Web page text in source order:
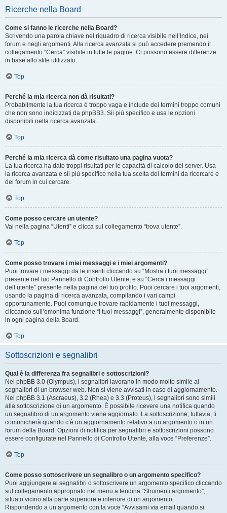
Ricerche nella Board
Come si fanno le ricerche nella Board?
Scrivendo una parola chiave nel riquadro di ricerca visibile nell’Indice, nei
forum e negli argomenti. Alla ricerca avanzata si può accedere premendo il
collegamento “Cerca” visibile in tutte le pagine. Ci possono essere differenze
in base allo stile utilizzato.
Top
Perché la mia ricerca non dà risultati?
Probabilmente la tua ricerca è troppo vaga e include dei termini troppo comuni
che non sono indicizzati da phpBB3. Sii più specifico e usa le opzioni
disponibili nella ricerca avanzata.
Top
Perché la mia ricerca dà come risultato una pagina vuota?
La tua ricerca ha dato troppi risultati per le capacità di calcolo del server. Usa
la ricerca avanzata e sii più specifico nella tua scelta dei termini da ricercare e
dei forum in cui cercare.
Top
Come posso cercare un utente?
Vai nella pagina “Utenti” e clicca sul collegamento “trova utente”.
Top
Come posso trovare i miei messaggi e i miei argomenti?
Puoi trovare i messaggi da te inseriti cliccando su “Mostra i tuoi messaggi”
presente nel tuo Pannello di Controllo Utente, e su “Cerca i messaggi
dell’utente” presente nella pagina del tuo profilo. Puoi cercare i tuoi argomenti,
usando la pagina di ricerca avanzata, compilando i vari campi
opportunamente. Puoi comunque trovare rapidamente i tuoi messaggi,
cliccando sull’omonima funzione “I tuoi messaggi”, generalmente disponibile
in ogni pagina della Board.
Top
Sottoscrizioni e segnalibri
Qual è la differenza fra segnalibri e sottoscrizioni?
Nel phpBB 3.0 (Olympus), i segnalibri lavorano in modo molto simile ai
segnalibri di un browser web. Non si viene avvisati in caso di aggiornamento.
Nel phpBB 3.1 (Ascraeus), 3.2 (Rhea) e 3.3 (Proteus), i segnalibri sono simili
alla sottoscrizione di un argomento. È possibile ricevere una notifica quando
un segnalibro di un argomento viene aggiornato. La sottoscrizione, tuttavia, ti
comunicherà quando c’è un aggiornamento relativo a un argomento o in un
forum della Board. Opzioni di notifica per segnalibri e sottoscrizioni possono
essere configurate nel Pannello di Controllo Utente, alla voce “Preferenze”.
Top
Come posso sottoscrivere un segnalibro o un argomento specifico?
Puoi aggiungere ai segnalibri o sottoscrivere un argomento specifico cliccando
sul collegamento appropriato nel menu a tendina “Strumenti argomento”,
situato vicino alla parte superiore e inferiore di un argomento.
Rispondendo a un argomento con la voce “Avvisami via email quando si